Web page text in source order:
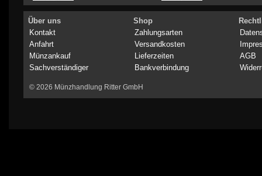
Über uns
Kontakt
Anfahrt
Münzankauf
Sachverständiger
Shop
Zahlungsarten
Versandkosten
Lieferzeiten
Bankverbindung
AGB
© 2026 Münzhandlung Ritter GmbH